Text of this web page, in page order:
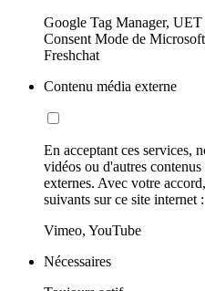
Google Tag Manager,
Consent Mode de
Freshchat
Contenu média externe
En acceptant ces services,
vidéos ou d'autres
externes. Avec votre
suivants sur ce site internet :
Vimeo, YouTube
Nécessaires